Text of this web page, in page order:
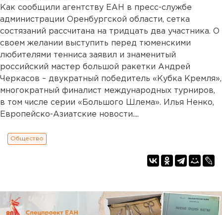
Как сообщили агентству ЕАН в пресс-службе
администрации Оренбургской области, сетка
состязаний рассчитана на тридцать два участника. О
своем желании выступить перед тюменскими
любителями тенниса заявил и знаменитый
российский мастер большой ракетки Андрей
Черкасов – двукратный победитель «Кубка Кремля»,
многократный финалист международных турниров,
в том числе серии «Большого Шлема». Илья Ненко,
Европейско-Азиатские новости....
Общество